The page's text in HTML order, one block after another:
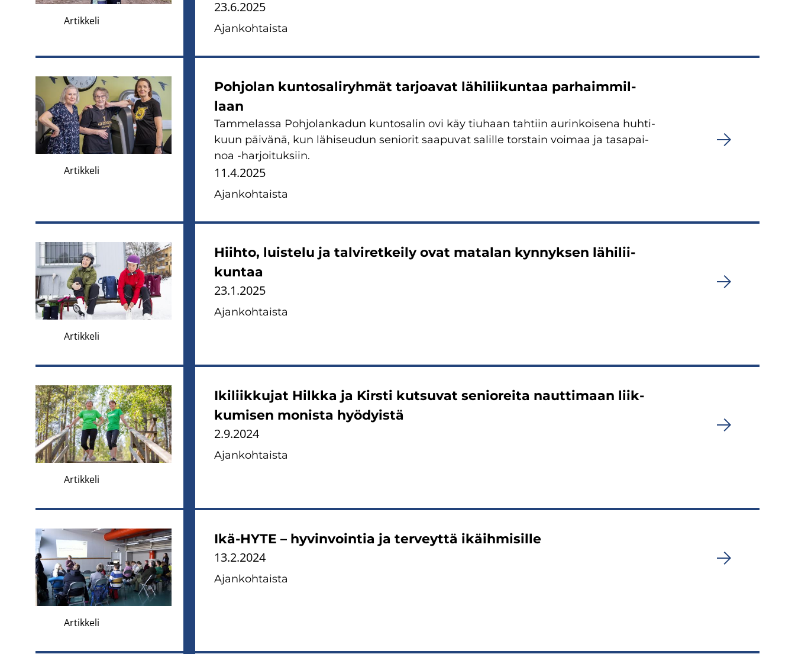
Artikkeli
23.6.2025
Ajan­koh­tais­ta
Artikkeli
Poh­jo­lan kun­to­sa­li­ryh­mät tar­joa­vat lä­hi­lii­kun­taa par­haim­mil­
laan
Tam­me­las­sa Poh­jo­lan­ka­dun kun­to­sa­lin ovi käy tiu­haan tah­tiin au­rin­koi­se­na huh­ti­
kuun päi­vä­nä, kun lä­hi­seu­dun se­nio­rit saa­pu­vat sa­lil­le tors­tain voi­maa ja ta­sa­pai­
noa -​harjoituksiin.
11.4.2025
Ajan­koh­tais­ta
Artikkeli
Hiih­to, luis­te­lu ja tal­vi­ret­kei­ly ovat ma­ta­lan kyn­nyk­sen lä­hi­lii­
kun­taa
23.1.2025
Ajan­koh­tais­ta
Artikkeli
Iki­liik­ku­jat Hilk­ka ja Kirs­ti kut­su­vat se­nio­rei­ta naut­ti­maan liik­
ku­mi­sen mo­nis­ta hyö­dyis­tä
2.9.2024
Ajan­koh­tais­ta
Artikkeli
Ikä-​HYTE – hy­vin­voin­tia ja ter­veyt­tä ikäih­mi­sil­le
13.2.2024
Ajan­koh­tais­ta